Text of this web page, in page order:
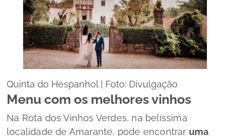
Quinta do Hespanhol | Foto: Divulgação
Menu com os melhores vinhos
Na Rota dos Vinhos Verdes, na belíssima
localidade de Amarante, pode encontrar uma